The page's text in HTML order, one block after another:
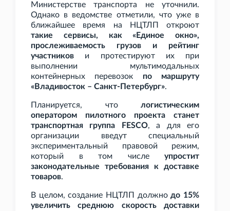
Министерстве транспорта не уточнили.
Однако в ведомстве отметили, что уже в
ближайшее время на НЦТЛП откроют
такие сервисы, как «Единое окно»,
прослеживаемость грузов и рейтинг
участников и протестируют их при
выполнении мультимодальных
контейнерных перевозок по маршруту
«Владивосток – Санкт-Петербург».
Планируется, что логистическим
оператором пилотного проекта станет
транспортная группа FESCO, а для его
организации введут специальный
экспериментальный правовой режим,
который в том числе упростит
законодательные требования к доставке
товаров.
В целом, создание НЦТЛП должнодо 15%
увеличить среднюю скорость доставки